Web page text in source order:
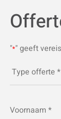
"*" geeft
Type
offerte
Naam